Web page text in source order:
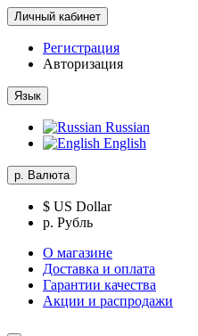
Личный кабинет
Регистрация
Авторизация
Язык
Russian
English
р. Валюта
$ US Dollar
р. Рубль
О магазине
Доставка и оплата
Гарантии качества
Акции и распродажи